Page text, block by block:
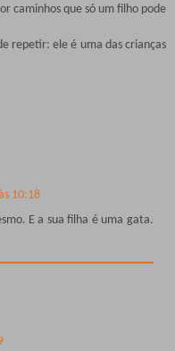
caminhos que só um filho pode
repetir: ele é uma das crianças
10:18
E a sua filha é uma gata.